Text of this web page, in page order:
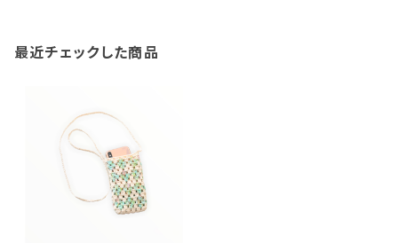
最近チェックした商品